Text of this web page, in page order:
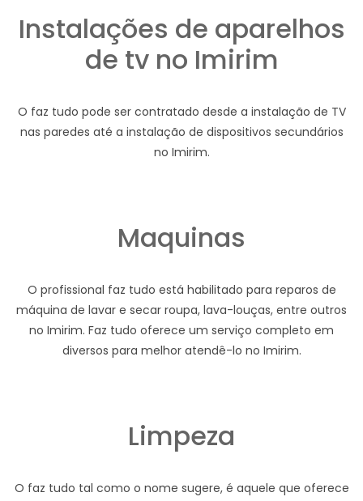
Instalações de aparelhos
de tv no Imirim
O faz tudo pode ser contratado desde a instalação de TV
nas paredes até a instalação de dispositivos secundários
no Imirim.
Maquinas
O profissional faz tudo está habilitado para reparos de
máquina de lavar e secar roupa, lava-louças, entre outros
no Imirim. Faz tudo oferece um serviço completo em
diversos para melhor atendê-lo no Imirim.
Limpeza
O faz tudo tal como o nome sugere, é aquele que oferece